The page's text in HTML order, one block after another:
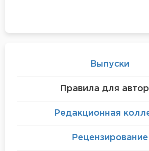
Выпуски
Правила для
Редакционная
Рецензирование